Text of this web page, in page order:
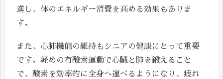
進し、体のエネルギー消費を高める効果もありま
す。
また、心肺機能の維持もシニアの健康にとって重要
です。軽めの有酸素運動で心臓と肺を鍛えること
で、酸素を効率的に全身へ運べるようになり、疲れ